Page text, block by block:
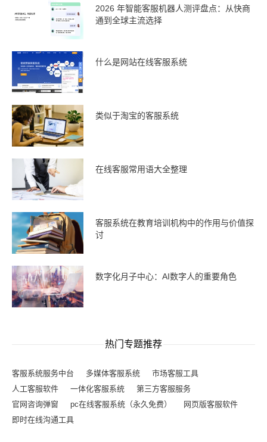
2026 年智能客服机器人测评盘点：从快商
通到全球主流选择
什么是网站在线客服系统
类似于淘宝的客服系统
在线客服常用语大全整理
客服系统在教育培训机构中的作用与价值探
讨
数字化月子中心：AI数字人的重要角色
热门专题推荐
客服系统服务中台 多媒体客服系统
市场客服工具
人工客服软件
一体化客服系统
第三方客服服务
官网咨询弹窗
pc在线客服系统（永久免费）
网页版客服软件
即时在线沟通工具